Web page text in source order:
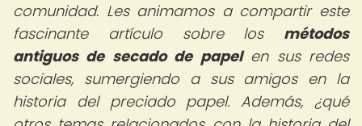
comunidad. Les animamos a compartir este
fascinante artículo sobre los métodos
antiguos de secado de papelen sus redes
sociales, sumergiendo a sus amigos en la
historia del preciado papel. Además, ¿qué